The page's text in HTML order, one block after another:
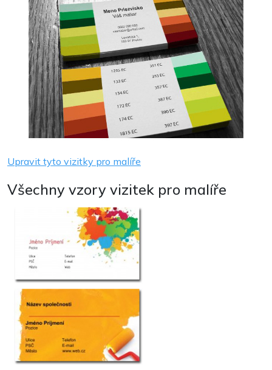
Upravit tyto vizitky pro malíře
Všechny vzory vizitek pro malíře